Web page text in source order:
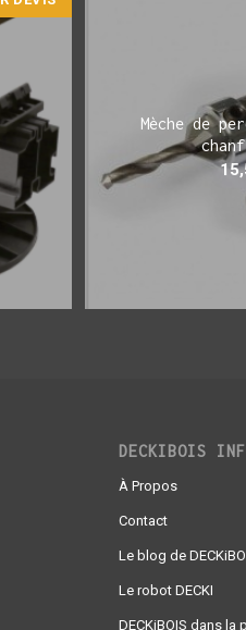
Mèche de
DECKIBOIS
À Propos
Contact
Le blog de
Le robot DECKI
DECKiBOIS dans la